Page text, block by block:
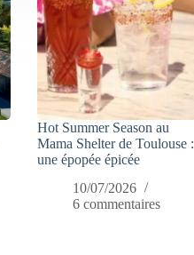
Hot Summer Season au
Mama Shelter de Toulouse :
une épopée épicée
10/07/2026
6 commentaires